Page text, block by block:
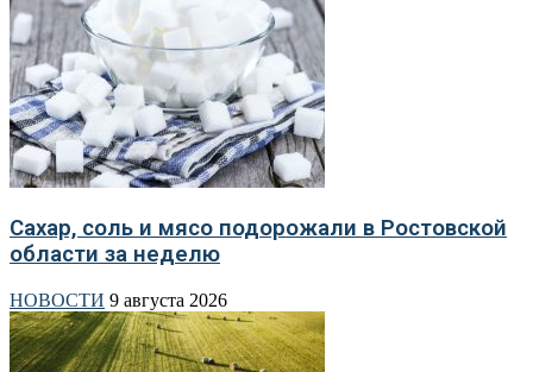
Сахар, соль и мясо подорожали в Ростовской
области за неделю
НОВОСТИ 9 августа 2026